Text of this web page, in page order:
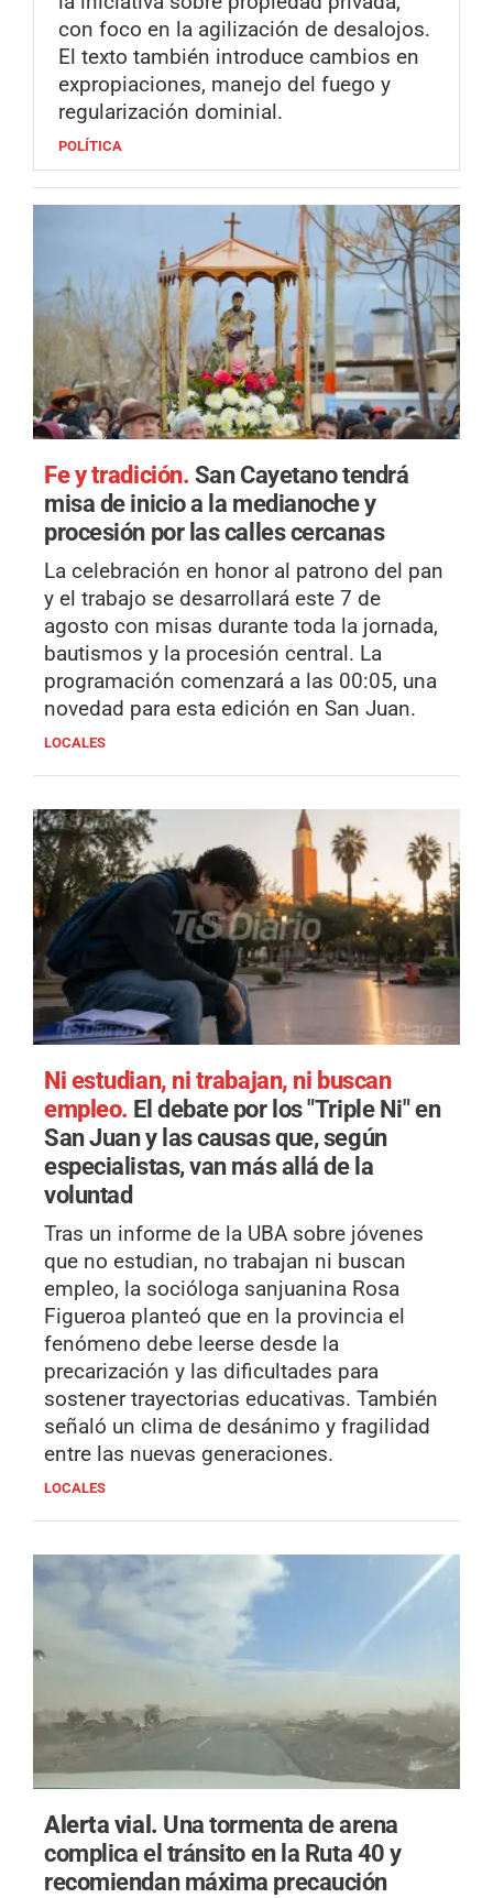
con foco en la agilización de desalojos.
El texto también introduce cambios en
expropiaciones, manejo del fuego y
regularización dominial.
POLÍTICA
Fe y tradición. San Cayetano tendrá
misa de inicio a la medianoche y
procesión por las calles cercanas
La celebración en honor al patrono del pan
y el trabajo se desarrollará este 7 de
agosto con misas durante toda la jornada,
bautismos y la procesión central. La
programación comenzará a las 00:05, una
novedad para esta edición en San Juan.
LOCALES
Ni estudian, ni trabajan, ni buscan
empleo. El debate por los "Triple Ni" en
San Juan y las causas que, según
especialistas, van más allá de la
voluntad
Tras un informe de la UBA sobre jóvenes
que no estudian, no trabajan ni buscan
empleo, la socióloga sanjuanina Rosa
Figueroa planteó que en la provincia el
fenómeno debe leerse desde la
precarización y las dificultades para
sostener trayectorias educativas. También
señaló un clima de desánimo y fragilidad
entre las nuevas generaciones.
LOCALES
Alerta vial. Una tormenta de arena
complica el tránsito en la Ruta 40 y
recomiendan máxima precaución